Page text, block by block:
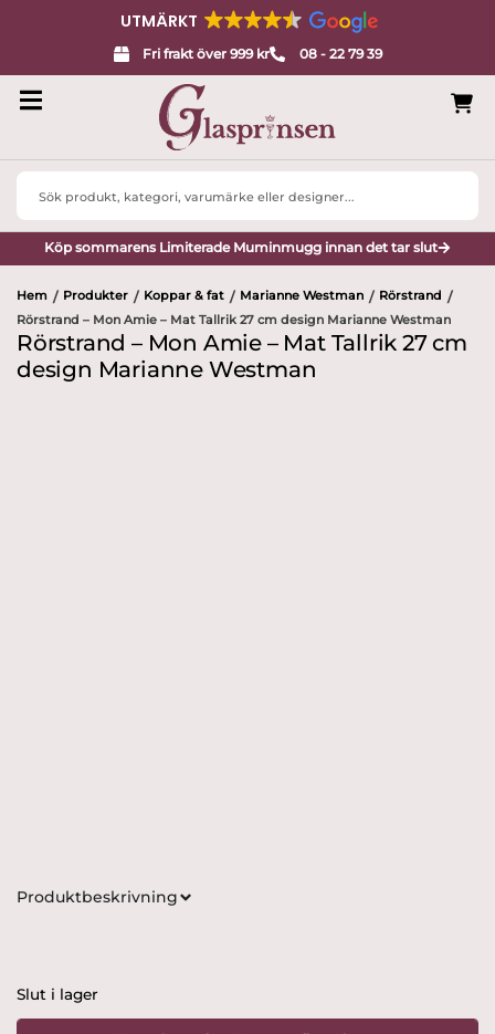
UTMÄRKT
Fri frakt över 999 kr 08 - 22 79 39
Search
Köp sommarens Limiterade Muminmugg innan det tar slut
Hem / Produkter / Koppar & fat / Marianne Westman / Rörstrand /
Rörstrand – Mon Amie – Mat Tallrik 27 cm design Marianne Westman
Rörstrand – Mon Amie – Mat Tallrik 27 cm
design Marianne Westman
Produktbeskrivning
Slut i lager